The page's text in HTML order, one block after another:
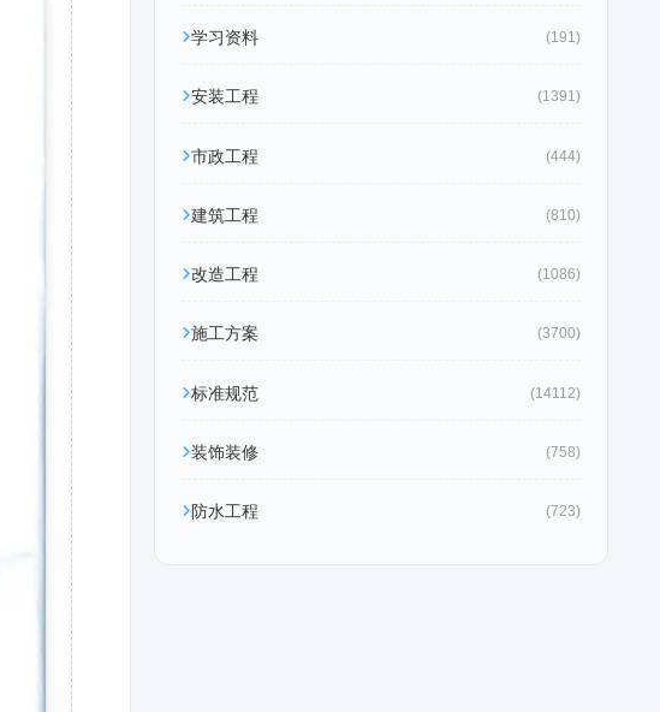
学习资料 (191)
安装工程 (1391)
市政工程 (444)
建筑工程 (810)
改造工程 (1086)
施工方案 (3700)
标准规范 (14112)
装饰装修 (758)
防水工程 (723)